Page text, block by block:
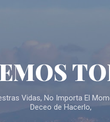
Vidas, No Importa El
Deceo de Hacerlo,